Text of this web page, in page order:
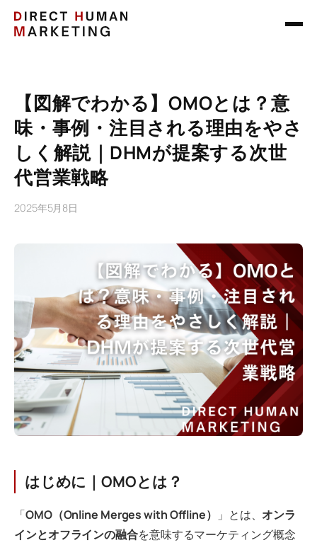
【図解でわかる】OMOとは？意
味・事例・注目される理由をやさ
しく解説｜DHMが提案する次世
代営業戦略
2025年5月8日
はじめに｜OMOとは？
「OMO（Online Merges with Offline） 」とは、 オンラ
インとオフラインの融合を意味するマーケティング概念